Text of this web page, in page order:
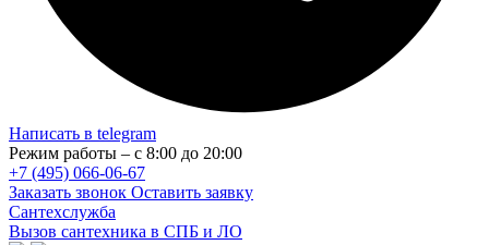
Написать в telegram
Режим работы – с 8:00 до 20:00
+7 (495) 066-06-67
Заказать звонок Оставить заявку
Сантехслужба
Вызов сантехника в СПБ и ЛО